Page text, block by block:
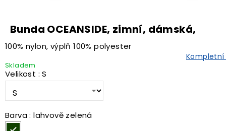
Bunda OCEANSIDE, zimní, dámská,
100% nylon, výplň 100% polyester
Kompletní
Skladem
Velikost : S
Barva : lahvově zelená
lahvově zelená